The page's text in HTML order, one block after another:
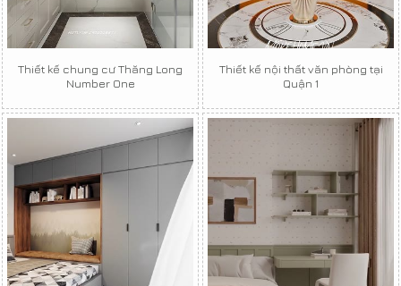
Thiết kế chung cư Thăng Long
Number One
Thiết kế nội thất văn phòng tại
Quận 1